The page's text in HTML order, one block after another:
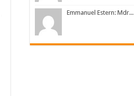
Emmanuel Estern: Mdr...